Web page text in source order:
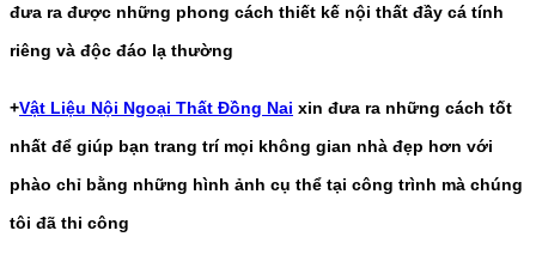
đưa ra được những phong cách thiết kế nội thất đầy cá tính
riêng và độc đáo lạ thường
+Vật Liệu Nội Ngoại Thất Đồng Nai xin đưa ra những cách tốt
nhất để giúp bạn trang trí mọi không gian nhà đẹp hơn với
phào chỉ bằng những hình ảnh cụ thể tại công trình mà chúng
tôi đã thi công